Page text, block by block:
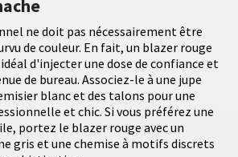
ne doit pas nécessairement être
de couleur. En fait, un blazer rouge
d'injecter une dose de confiance et
de bureau. Associez-le à une jupe
blanc et des talons pour une
et chic. Si vous préférez une
portez le blazer rouge avec un
gris et une chemise à motifs discrets